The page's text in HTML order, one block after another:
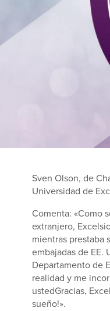
Sven Olson, de
Universidad de
Comenta: «Como
extranjero,
mientras prestaba
embajadas de EE.
Departamento de
realidad y me
ustedGracias,
sueño!».